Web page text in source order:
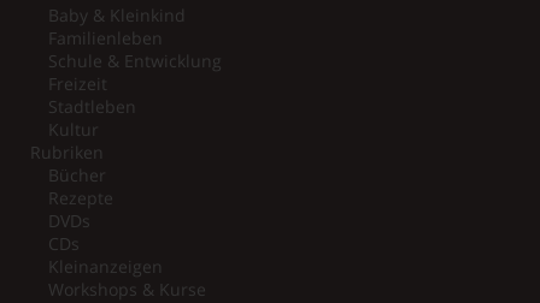
Baby & Kleinkind
Familienleben
Schule & Entwicklung
Freizeit
Stadtleben
Kultur
Rubriken
Bücher
Rezepte
DVDs
CDs
Kleinanzeigen
Workshops & Kurse